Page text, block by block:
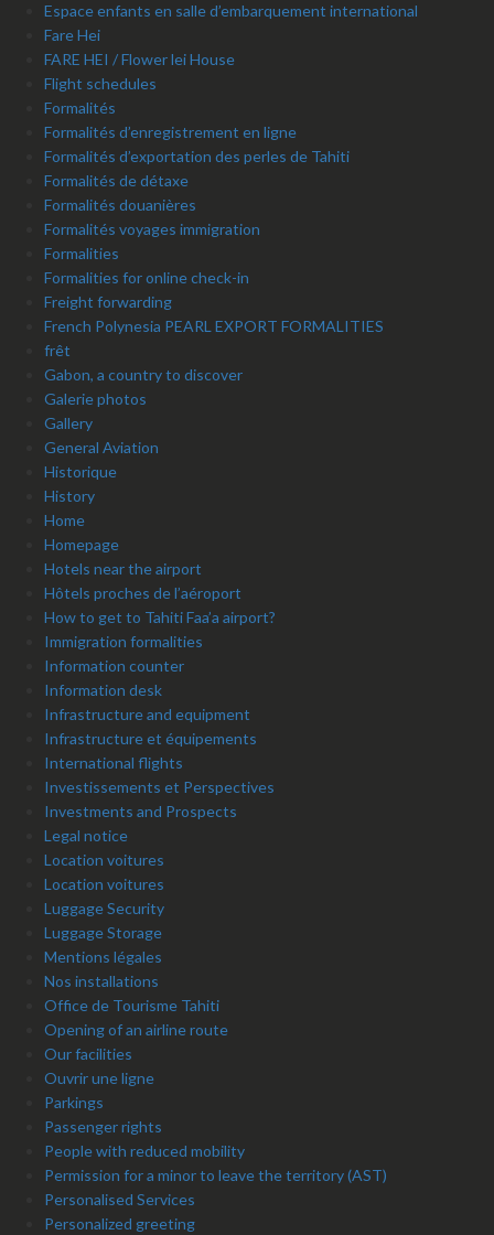
Espace enfants en salle d’embarquement international
Fare Hei
FARE HEI / Flower lei House
Flight schedules
Formalités
Formalités d’enregistrement en ligne
Formalités d’exportation des perles de Tahiti
Formalités de détaxe
Formalités douanières
Formalités voyages immigration
Formalities
Formalities for online check-in
Freight forwarding
French Polynesia PEARL EXPORT FORMALITIES
frêt
Gabon, a country to discover
Galerie photos
Gallery
General Aviation
Historique
History
Home
Homepage
Hotels near the airport
Hôtels proches de l’aéroport
How to get to Tahiti Faa’a airport?
Immigration formalities
Information counter
Information desk
Infrastructure and equipment
Infrastructure et équipements
International flights
Investissements et Perspectives
Investments and Prospects
Legal notice
Location voitures
Location voitures
Luggage Security
Luggage Storage
Mentions légales
Nos installations
Office de Tourisme Tahiti
Opening of an airline route
Our facilities
Ouvrir une ligne
Parkings
Passenger rights
People with reduced mobility
Permission for a minor to leave the territory (AST)
Personalised Services
Personalized greeting